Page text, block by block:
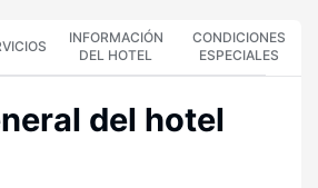
INFORMACIÓN
DEL HOTEL
CONDICIONES
ESPECIALES
del hotel